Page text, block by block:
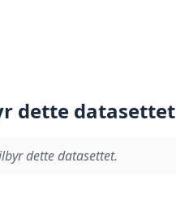
dette datasettet
dette datasettet.